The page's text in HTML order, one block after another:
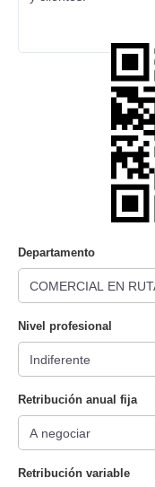
Departamento
Nivel profesional
Retribución anual fija
Retribución variable